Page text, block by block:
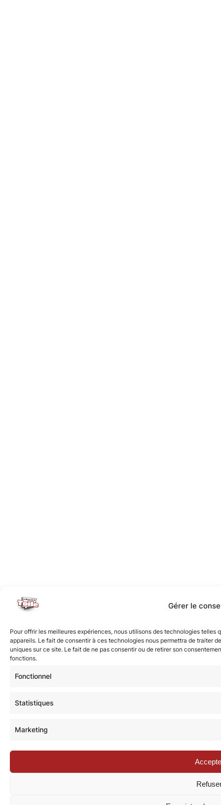
Gérer le
Pour offrir les meilleures expériences, nous utilisons des technologies
appareils. Le fait de consentir à ces technologies nous permettra de traiter
uniques sur ce site. Le fait de ne pas consentir ou de retirer son
fonctions.
Fonctionnel
Statistiques
Marketing